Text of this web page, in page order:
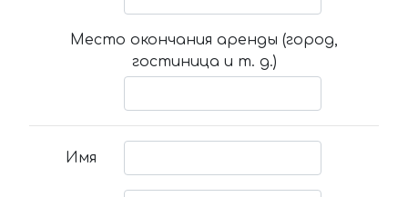
Место окончания аренды (город,
гостиница и т. д.)
Имя